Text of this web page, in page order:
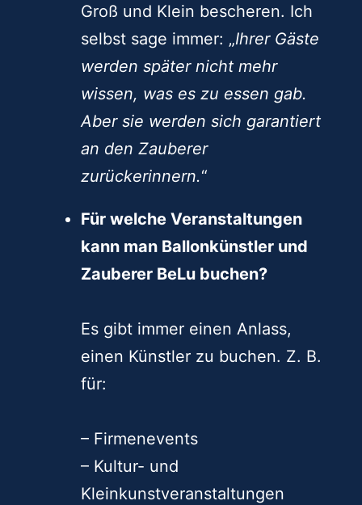
Groß und Klein bescheren. Ich
selbst sage immer: „Ihrer Gäste
werden später nicht mehr
wissen, was es zu essen gab.
Aber sie werden sich garantiert
an den Zauberer
zurückerinnern.“
Für welche Veranstaltungen
kann man Ballonkünstler und
Zauberer BeLu buchen?
Es gibt immer einen Anlass,
einen Künstler zu buchen. Z. B.
für:
– Firmenevents
– Kultur- und
Kleinkunstveranstaltungen